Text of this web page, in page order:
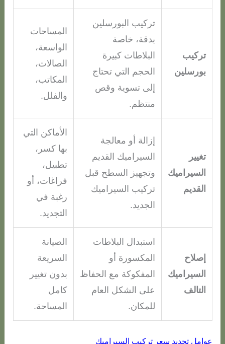
تركيب
بورسلين
تركيب البورسلين
بدقة، خاصة
البلاطات كبيرة
الحجم التي تحتاج
إلى تسوية وقص
منتظم.
المساحات
الواسعة،
الصالات،
المكاتب،
والفلل.
تغيير
السيراميك
القديم
إزالة أو معالجة
السيراميك القديم
وتجهيز السطح قبل
تركيب السيراميك
الجديد.
الأماكن التي
بها كسر،
تطبيل،
فراغات، أو
رغبة في
التجديد.
إصلاح
السيراميك
التالف
استبدال البلاطات
المكسورة أو
المفكوكة مع الحفاظ
على الشكل العام
للمكان.
الصيانة
السريعة
بدون تغيير
كامل
المساحة.
عوامل تحديد سعر تركيب السيراميك